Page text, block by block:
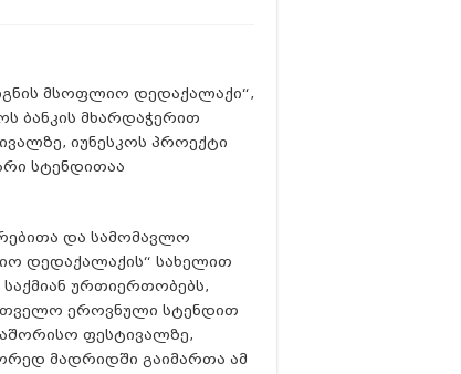
მსოფლიო დედაქალაქი“,
ბანკის მხარდაჭერით
იუნესკოს პროექტი
სტენდითაა
და სამომავლო
დედაქალაქის“ სახელით
ურთიერთობებს,
ეროვნული სტენდით
ფესტივალზე,
მადრიდში გაიმართა ამ